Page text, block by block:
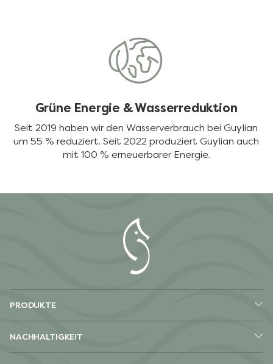
Grüne Energie & Wasserreduktion
Seit 2019 haben wir den Wasserverbrauch bei Guylian
um 55 % reduziert. Seit 2022 produziert Guylian auch
mit 100 % erneuerbarer Energie.
PRODUKTE
NACHHALTIGKEIT